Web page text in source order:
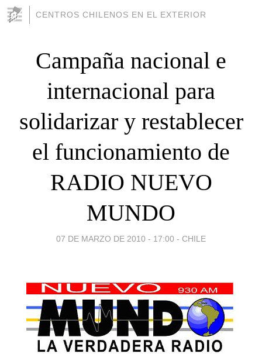
CENTROS CHILENOS EN EL EXTERIOR
Campaña nacional e
internacional para
solidarizar y restablecer
el funcionamiento de
RADIO NUEVO
MUNDO
07 DE MARZO DE 2010 - 17:00 - CHILE